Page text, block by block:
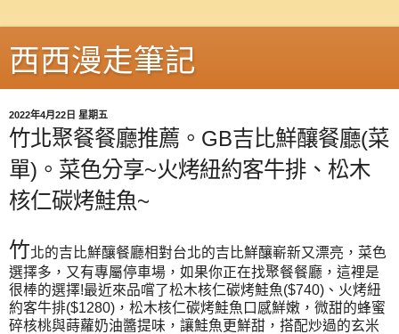
西西漫走筆記
2022年4月22日 星期五
竹北聚餐餐廳推薦。GB吉比鮮釀餐廳(菜
單)。菜色分享~火烤紐約客牛排、松木
核仁碳烤鮭魚~
竹北的吉比鮮釀餐廳相對台北的吉比鮮釀嶄新又漂亮，菜色
選擇多，又有專屬停車場，如果你正在找聚餐餐廳，這裡是
很棒的選擇!最近來品嚐了松木核仁碳烤鮭魚($740)、火烤紐
約客牛排($1280)，松木核仁碳烤鮭魚口感鮮嫩，微甜的蜂蜜
碎核桃與蒔蘿奶油醬提味，讓鮭魚更鮮甜，搭配炒過的玄米